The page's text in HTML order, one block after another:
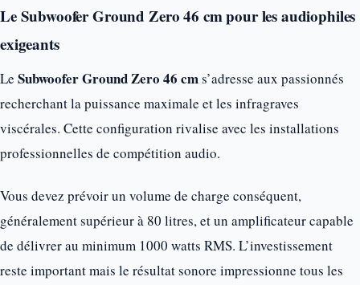
Le Subwoofer Ground Zero 46 cm pour les audiophiles
exigeants
Le Subwoofer Ground Zero 46 cms’adresse aux passionnés
recherchant la puissance maximale et les infragraves
viscérales. Cette configuration rivalise avec les installations
professionnelles de compétition audio.
Vous devez prévoir un volume de charge conséquent,
généralement supérieur à 80 litres, et un amplificateur capable
de délivrer au minimum 1000 watts RMS. L’investissement
reste important mais le résultat sonore impressionne tous les